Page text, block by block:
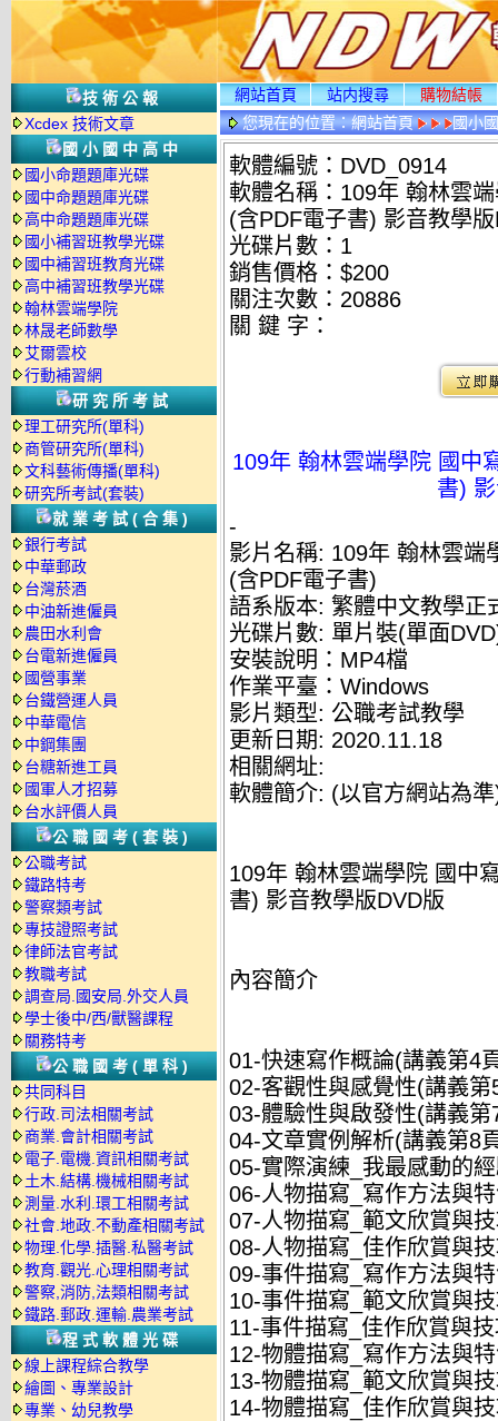
技術公報
Xcdex 技術文章
國小國中高中
國小命題題庫光碟
國中命題題庫光碟
高中命題題庫光碟
國小補習班教學光碟
國中補習班教育光碟
高中補習班教學光碟
翰林雲端學院
林晟老師數學
艾爾雲校
行動補習網
研究所考試
理工研究所(單科)
商管研究所(單科)
文科藝術傳播(單科)
研究所考試(套裝)
就業考試(合集)
銀行考試
中華郵政
台灣菸酒
中油新進僱員
農田水利會
台電新進僱員
國營事業
台鐵營運人員
中華電信
中鋼集團
台糖新進工員
國軍人才招募
台水評價人員
公職國考(套裝)
公職考試
鐵路特考
警察類考試
專技證照考試
律師法官考試
教職考試
調查局.國安局.外交人員
學士後中/西/獸醫課程
關務特考
公職國考(單科)
共同科目
行政.司法相關考試
商業.會計相關考試
電子.電機.資訊相關考試
土木.結構.機械相關考試
測量.水利.環工相關考試
社會.地政.不動產相關考試
物理.化學.插醫.私醫考試
教育.觀光.心理相關考試
警察,消防,法類相關考試
鐵路.郵政.運輸.農業考試
程式軟體光碟
線上課程綜合教學
繪圖、專業設計
專業、幼兒教學
網站首頁 站内搜尋
購物結帳
您現在的位置：網站首頁 國小
軟體編號：DVD_0914
軟體名稱：109年 翰林雲
(含PDF電子書) 影音教學
光碟片數：1
銷售價格：$200
關注次數： 20886
關 鍵 字：
109年 翰林雲端學院 國中
書)
-
影片名稱: 109年 翰林雲端
(含PDF電子書)
語系版本: 繁體中文教學正
光碟片數: 單片裝(單面
安裝說明：MP4檔
作業平臺：Windows
影片類型: 公職考試教學
更新日期: 2020.11.18
相關網址:
軟體簡介: (以官方網站為
109年 翰林雲端學院 國中
書) 影音教學版DVD版
內容簡介
01-快速寫作概論(講義第4
02-客觀性與感覺性(講義第
03-體驗性與啟發性(講義第
04-文章實例解析(講義第8
05-實際演練_我最感動的
06-人物描寫_寫作方法與
07-人物描寫_範文欣賞與
08-人物描寫_佳作欣賞與
09-事件描寫_寫作方法與
10-事件描寫_範文欣賞與
11-事件描寫_佳作欣賞與
12-物體描寫_寫作方法與
13-物體描寫_範文欣賞與
14-物體描寫_佳作欣賞與